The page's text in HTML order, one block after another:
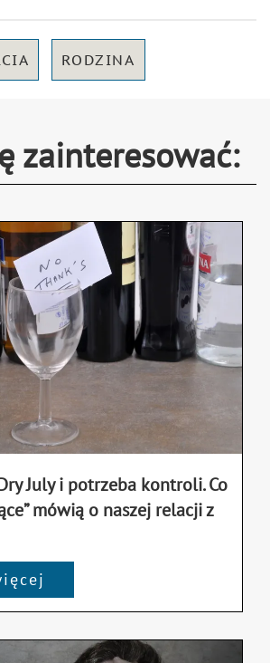
RODZINA
zainteresować:
July i potrzeba kontroli. Co
mówią o naszej relacji z